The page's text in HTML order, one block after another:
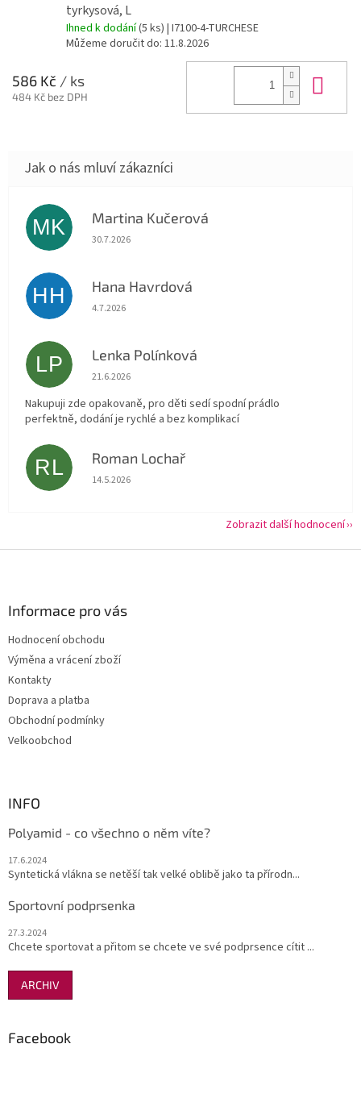
tyrkysová, L
Ihned k dodání(5 ks) | I7100-4-TURCHESE
Můžeme doručit do: 11.8.2026
586 Kč / ks
484 Kč bez DPH
MK Martina Kučerová
Hodnocení obchodu je 5 z 5 hvězdiček.
30.7.2026
HH Hana Havrdová
Hodnocení obchodu je 5 z 5 hvězdiček.
4.7.2026
LP Lenka Polínková
Hodnocení obchodu je 5 z 5 hvězdiček.
21.6.2026
Nakupuji zde opakovaně, pro děti sedí spodní prádlo
perfektně, dodání je rychlé a bez komplikací
RL Roman Lochař
Hodnocení obchodu je 5 z 5 hvězdiček.
14.5.2026
Zobrazit další hodnocení
Informace pro vás
Hodnocení obchodu
Výměna a vrácení zboží
Kontakty
Doprava a platba
Obchodní podmínky
Velkoobchod
INFO
Polyamid - co všechno o něm víte?
17.6.2024
Syntetická vlákna se netěší tak velké oblibě jako ta přírodn...
Sportovní podprsenka
27.3.2024
Chcete sportovat a přitom se chcete ve své podprsence cítit ...
ARCHIV
Facebook